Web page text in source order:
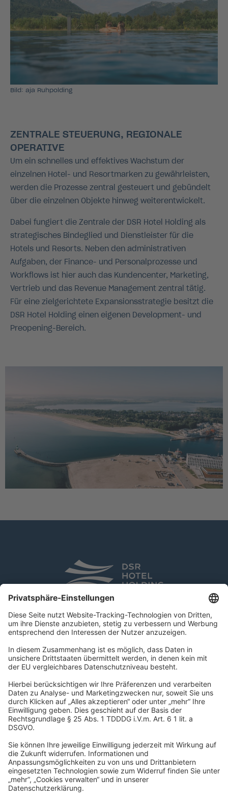
Bild: aja Ruhpolding
ZENTRALE STEUERUNG, REGIONALE
OPERATIVE
Um ein schnelles und effektives Wachstum der
einzelnen Hotel- und Resortmarken zu gewährleisten,
werden die Prozesse zentral gesteuert und gebündelt
über die einzelnen Objekte hinweg weiterentwickelt.
Dabei fungiert die Zentrale der DSR Hotel Holding als
strategisches Bindeglied und Dienstleister für die
Hotels und Resorts. Neben den administrativen
Aufgaben, der Finance- und Personalprozesse und
Workflows ist hier auch das Kundencenter, Marketing,
Vertrieb und das Revenue Management zentral tätig.
Für eine zielgerichtete Expansionsstrategie besitzt die
DSR Hotel Holding einen eigenen Development- und
Preopening-Bereich.
DSR Hotel Holding GmbH
Am Kaiserkai 69
D-20457 Hamburg
Fax: +49 40 300 322 109
kontakt@dsr-hotelholding.de